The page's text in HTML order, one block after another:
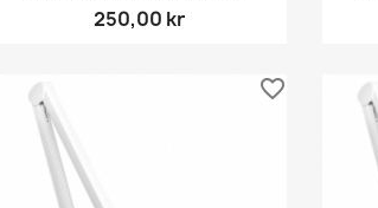
250,00 kr
favorite_border